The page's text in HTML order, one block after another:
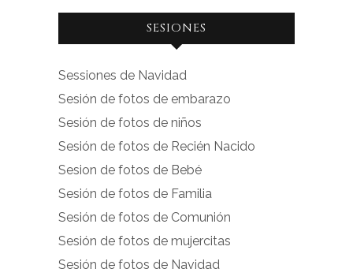
Ver
facebook.com
en
Facebook
Ver
instagram.com
en
Instagram
SESIONES
Sessiones de Navidad
Sesión de fotos de embarazo
Sesión de fotos de niños
Sesión de fotos de Recién Nacido
Sesion de fotos de Bebé
Sesión de fotos de Familia
Sesión de fotos de Comunión
Sesión de fotos de mujercitas
Sesión de fotos de Navidad